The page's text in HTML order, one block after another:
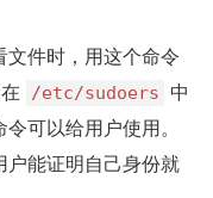
文件时，用这个命令
/etc/sudoers
中
可以给用户使用。
户能证明自己身份就